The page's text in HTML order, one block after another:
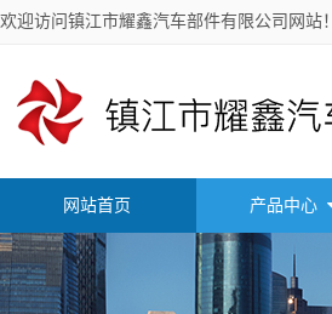
欢迎访问镇江市耀鑫汽车部件有限公司网站！
网站首页 产品中心